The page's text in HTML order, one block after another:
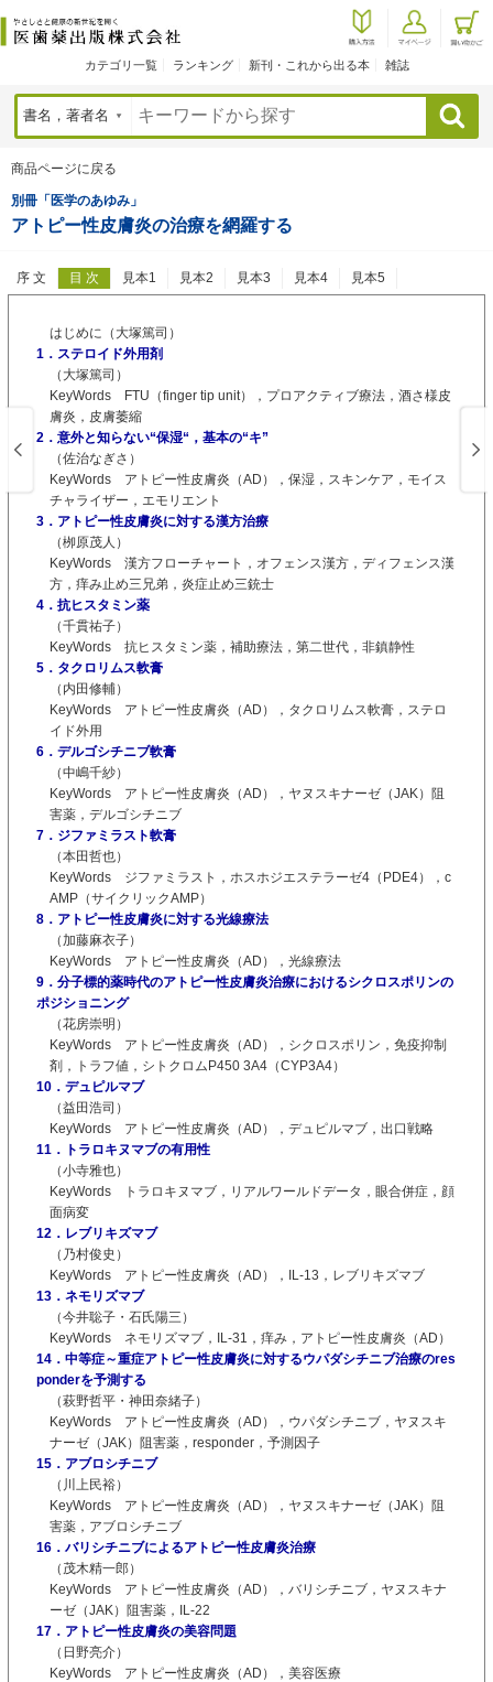
カテゴリ一覧 ランキング 新刊・これから出る本 雑誌
検索
商品ページに戻る
別冊「医学のあゆみ」
アトピー性皮膚炎の治療を網羅する
序 文 目 次 見本1 見本2 見本3 見本4 見本5
はじめに（大塚篤司）
1．ステロイド外用剤
（大塚篤司）
KeyWords FTU（finger tip unit），プロアクティブ療法，酒さ様皮
膚炎，皮膚萎縮
2．意外と知らない“保湿“，基本の“キ”
（佐治なぎさ）
KeyWords アトピー性皮膚炎（AD），保湿，スキンケア，モイス
チャライザー，エモリエント
3．アトピー性皮膚炎に対する漢方治療
（栁原茂人）
KeyWords 漢方フローチャート，オフェンス漢方，ディフェンス漢
方，痒み止め三兄弟，炎症止め三銃士
4．抗ヒスタミン薬
（千貫祐子）
KeyWords 抗ヒスタミン薬，補助療法，第二世代，非鎮静性
5．タクロリムス軟膏
（内田修輔）
KeyWords アトピー性皮膚炎（AD），タクロリムス軟膏，ステロ
イド外用
6．デルゴシチニブ軟膏
（中嶋千紗）
KeyWords アトピー性皮膚炎（AD），ヤヌスキナーゼ（JAK）阻
害薬，デルゴシチニブ
7．ジファミラスト軟膏
（本田哲也）
KeyWords ジファミラスト，ホスホジエステラーゼ4（PDE4），c
AMP（サイクリックAMP）
8．アトピー性皮膚炎に対する光線療法
（加藤麻衣子）
KeyWords アトピー性皮膚炎（AD），光線療法
9．分子標的薬時代のアトピー性皮膚炎治療におけるシクロスポリンの
ポジショニング
（花房崇明）
KeyWords アトピー性皮膚炎（AD），シクロスポリン，免疫抑制
剤，トラフ値，シトクロムP450 3A4（CYP3A4）
10．デュピルマブ
（益田浩司）
KeyWords アトピー性皮膚炎（AD），デュピルマブ，出口戦略
11．トラロキヌマブの有用性
（小寺雅也）
KeyWords トラロキヌマブ，リアルワールドデータ，眼合併症，顔
面病変
12．レブリキズマブ
（乃村俊史）
KeyWords アトピー性皮膚炎（AD），IL-13，レブリキズマブ
13．ネモリズマブ
（今井聡子・石氏陽三）
KeyWords ネモリズマブ，IL-31，痒み，アトピー性皮膚炎（AD）
14．中等症～重症アトピー性皮膚炎に対するウパダシチニブ治療のres
ponderを予測する
（萩野哲平・神田奈緒子）
KeyWords アトピー性皮膚炎（AD），ウパダシチニブ，ヤヌスキ
ナーゼ（JAK）阻害薬，responder，予測因子
15．アブロシチニブ
（川上民裕）
KeyWords アトピー性皮膚炎（AD），ヤヌスキナーゼ（JAK）阻
害薬，アブロシチニブ
16．バリシチニブによるアトピー性皮膚炎治療
（茂木精一郎）
KeyWords アトピー性皮膚炎（AD），バリシチニブ，ヤヌスキナ
ーゼ（JAK）阻害薬，IL-22
17．アトピー性皮膚炎の美容問題
（日野亮介）
KeyWords アトピー性皮膚炎（AD），美容医療